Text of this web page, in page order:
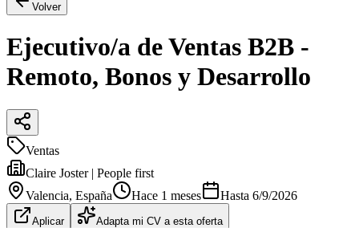
Volver
Ejecutivo/a de Ventas B2B -
Remoto, Bonos y Desarrollo
Ventas
Claire Joster | People first
Valencia, España Hace 1 meses Hasta 6/9/2026
Aplicar Adapta mi CV a esta oferta